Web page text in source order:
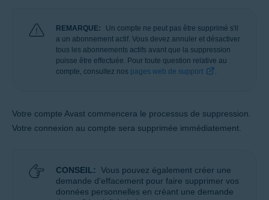
REMARQUE:
Un compte ne peut pas être supprimé s'il
a un abonnement actif. Vous devez annuler et désactiver
tous les abonnements actifs avant que la suppression
puisse être effectuée. Pour toute question relative au
compte, consultez nos pages web de support .
Votre compte Avast commencera le processus de suppression.
Votre connexion au compte sera supprimée immédiatement.
CONSEIL:
Vous pouvez également créer une
demande d'effacement pour faire supprimer vos
données personnelles en créant une demande